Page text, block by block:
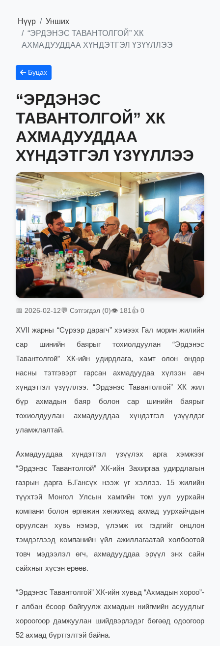
Нүүр
Унших
“ЭРДЭНЭС ТАВАНТОЛГОЙ” ХК
АХМАДУУДДАА ХҮНДЭТГЭЛ ҮЗҮҮЛЛЭЭ
Буцах
“ЭРДЭНЭС
ТАВАНТОЛГОЙ” ХК
АХМАДУУДДАА
ХҮНДЭТГЭЛ ҮЗҮҮЛЛЭЭ
📅 2026-02-12💬 Сэтгэгдэл (0)👁 181 👍 0
XVII жарны “Сүрээр дарагч” хэмээх Гал морин жилийн
сар шинийн баярыг тохиолдуулан “Эрдэнэс
Тавантолгой” ХК-ийн удирдлага, хамт олон өндөр
насны тэтгэвэрт гарсан ахмадуудаа хүлээн авч
хүндэтгэл үзүүллээ. “Эрдэнэс Тавантолгой” ХК жил
бүр ахмадын баяр болон сар шинийн баярыг
тохиолдуулан ахмадууддаа хүндэтгэл үзүүлдэг
уламжлалтай.
Ахмадууддаа хүндэтгэл үзүүлэх арга хэмжээг
“Эрдэнэс Тавантолгой” ХК-ийн Захиргаа удирдлагын
газрын дарга Б.Гансүх нээж үг хэллээ. 15 жилийн
түүхтэй Монгол Улсын хамгийн том уул уурхайн
компани болон өргөжин хөгжихөд ахмад уурхайчдын
оруулсан хувь нэмэр, үлэмж их гэдгийг онцлон
тэмдэглээд компанийн үйл ажиллагаатай холбоотой
товч мэдээлэл өгч, ахмадууддаа эрүүл энх сайн
сайхныг хүсэн ерөөв.
“Эрдэнэс Тавантолгой” ХК-ийн хувьд “Ахмадын хороо”-
г албан ёсоор байгуулж ахмадын нийгмийн асуудлыг
хороогоор дамжуулан шийдвэрлэдэг бөгөөд одоогоор
52 ахмад бүртгэлтэй байна.